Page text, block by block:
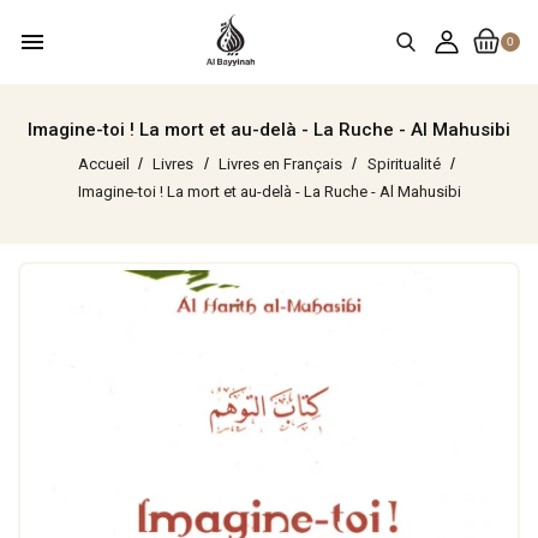
0
menu
Imagine-toi ! La mort et au-delà - La Ruche - Al Mahusibi
Accueil Livres Livres en Français
Spiritualité
Imagine-toi ! La mort et au-delà - La Ruche - Al Mahusibi